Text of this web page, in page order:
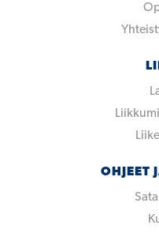
OHJEET